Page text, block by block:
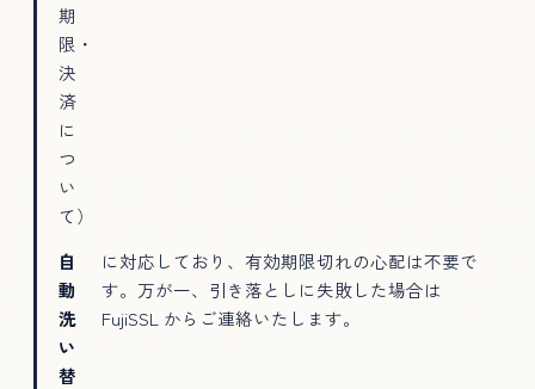
期
限・
決
済
に
つ
い
て）
自
動
洗
い
替
に対応しており、有効期限切れの心配は不要で
す。万が一、引き落としに失敗した場合は
FujiSSL からご連絡いたします。